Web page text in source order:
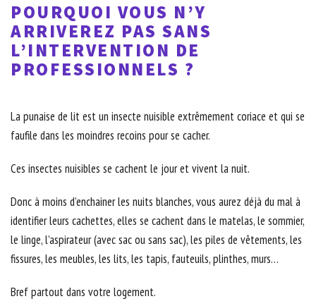
POURQUOI VOUS N’Y
ARRIVEREZ PAS SANS
L’INTERVENTION DE
PROFESSIONNELS ?
La punaise de lit est un insecte nuisible extrêmement coriace et qui se
faufile dans les moindres recoins pour se cacher.
Ces insectes nuisibles se cachent le jour et vivent la nuit.
Donc à moins d’enchainer les nuits blanches, vous aurez déjà du mal à
identifier leurs cachettes, elles se cachent dans le matelas, le sommier,
le linge, l’aspirateur (avec sac ou sans sac), les piles de vêtements, les
fissures, les meubles, les lits, les tapis, fauteuils, plinthes, murs…
Bref partout dans votre logement.